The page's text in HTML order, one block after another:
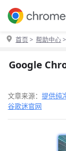
首页 > 帮助中心
Google
文章来源： 提供纯
谷歌迷官网